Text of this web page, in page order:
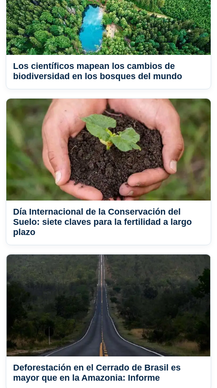
Los científicos mapean los cambios de
biodiversidad en los bosques del mundo
Día Internacional de la Conservación del
Suelo: siete claves para la fertilidad a largo
plazo
Deforestación en el Cerrado de Brasil es
mayor que en la Amazonia: Informe